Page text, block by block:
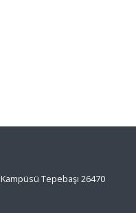
Tepebaşı 26470